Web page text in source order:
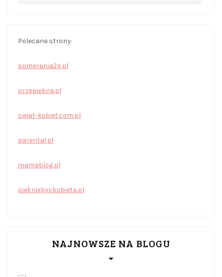
Polecane strony:
pomerania24.pl
przepiekna.pl
swiat-kobiet.com.pl
parental.pl
mamablog.pl
piekniebyckobieta.pl
NAJNOWSZE NA BLOGU